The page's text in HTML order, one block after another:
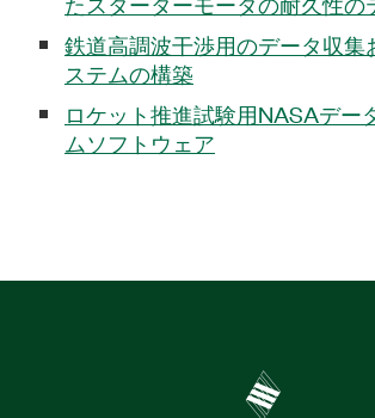
鉄道高調波干渉用のデータ収集
ステムの構築
ロケット推進試験用NASAデー
ムソフトウェア